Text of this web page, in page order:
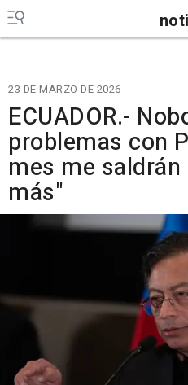
noti
23 DE MARZO DE 2026
ECUADOR.-
problemas con
mes me
más"